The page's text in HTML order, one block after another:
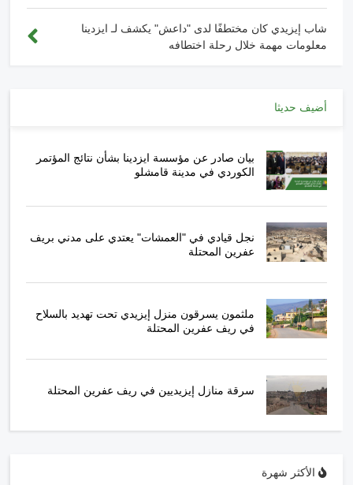
شاب إيزيدي كان مختطفًا لدى "داعش" يكشف لـ ايزدينا
معلومات مهمة خلال رحلة اختطافه
أضيف حديثا
بيان صادر عن مؤسسة ايزدينا بشأن نتائج المؤتمر
الكوردي في مدينة قامشلو
نجل قيادي في "العمشات" يعتدي على مدني بريف
عفرين المحتلة
ملثمون يسرقون منزل إيزيدي تحت تهديد بالسلاح
في ريف عفرين المحتلة
سرقة منازل إيزيديين في ريف عفرين المحتلة
الأكثر شهرة